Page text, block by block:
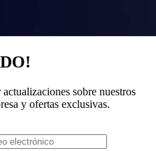
sobre nuestros
y ofertas exclusivas.